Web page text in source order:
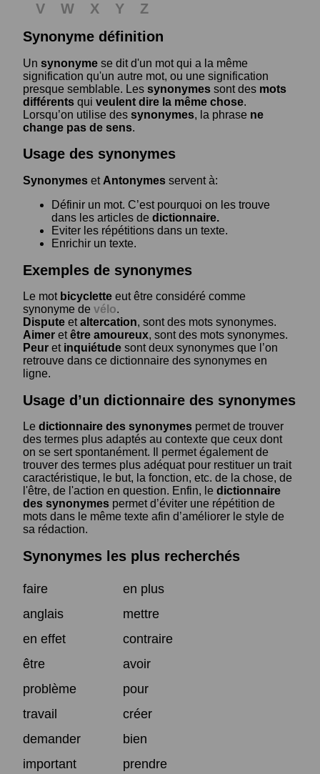
V W X Y
Z
Synonyme définition
Un synonyme se dit d'un mot qui a la même
signification qu'un autre mot, ou une signification
presque semblable. Les synonymes sont des mots
différents qui veulent dire la même chose.
Lorsqu’on utilise des synonymes, la phrase ne
change pas de sens.
Usage des synonymes
Synonymes et Antonymes servent à:
Définir un mot. C’est pourquoi on les trouve
dans les articles de dictionnaire.
Eviter les répétitions dans un texte.
Enrichir un texte.
Exemples de synonymes
Le mot bicyclette eut être considéré comme
synonyme de vélo.
Dispute etaltercation, sont des mots synonymes.
Aimer etêtre amoureux, sont des mots synonymes.
Peur et inquiétude sont deux synonymes que l’on
retrouve dans ce dictionnaire des synonymes en
ligne.
Usage d’un dictionnaire des synonymes
Le dictionnaire des synonymes permet de trouver
des termes plus adaptés au contexte que ceux dont
on se sert spontanément. Il permet également de
trouver des termes plus adéquat pour restituer un trait
caractéristique, le but, la fonction, etc. de la chose, de
l'être, de l'action en question. Enfin, le dictionnaire
des synonymes permet d’éviter une répétition de
mots dans le même texte afin d’améliorer le style de
sa rédaction.
Synonymes les plus recherchés
faire
en plus
anglais
mettre
en effet
contraire
être
avoir
problème
pour
travail
créer
demander
bien
important
prendre